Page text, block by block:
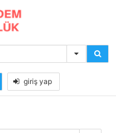
giriş yap